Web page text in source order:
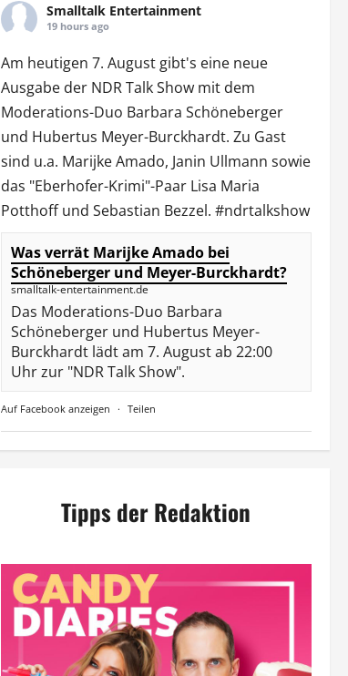
Smalltalk Entertainment
19 hours ago
Am heutigen 7. August gibt's eine neue
Ausgabe der NDR Talk Showmit dem
Moderations-Duo Barbara Schöneberger
und Hubertus Meyer-Burckhardt. Zu Gast
sind u.a. Marijke Amado, Janin Ullmann sowie
das "Eberhofer-Krimi"-Paar Lisa Maria
Potthoff und Sebastian Bezzel. #ndrtalkshow
Was verrät Marijke Amado bei
Schöneberger und Meyer-Burckhardt?
smalltalk-entertainment.de
Das Moderations-Duo Barbara
Schöneberger und Hubertus Meyer-
Burckhardt lädt am 7. August ab 22:00
Uhr zur "NDR Talk Show".
Auf Facebook anzeigen · Teilen
Tipps der Redaktion